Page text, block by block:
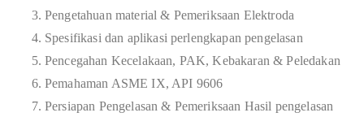
Pengetahuan material & Pemeriksaan Elektroda
Spesifikasi dan aplikasi perlengkapan pengelasan
Pencegahan Kecelakaan, PAK, Kebakaran & Peledakan
Pemahaman ASME IX, API 9606
Persiapan Pengelasan & Pemeriksaan Hasil pengelasan